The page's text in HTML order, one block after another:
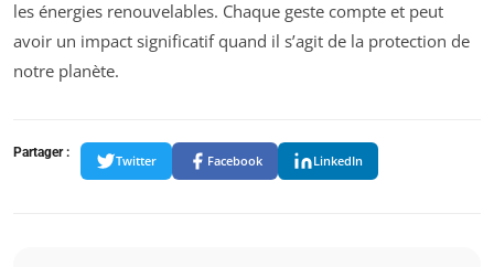
les énergies renouvelables. Chaque geste compte et peut
avoir un impact significatif quand il s’agit de la protection de
notre planète.
Partager :
Twitter Facebook LinkedIn